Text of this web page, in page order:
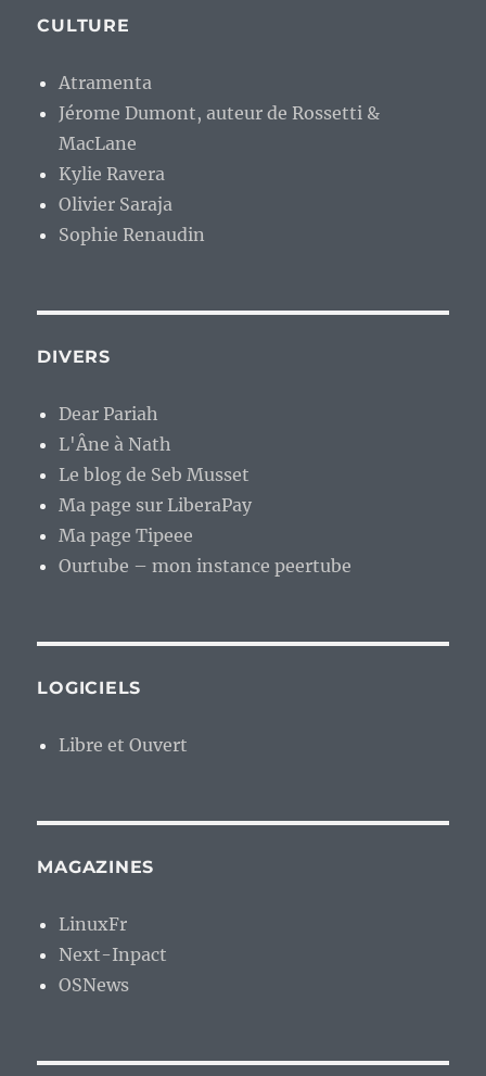
CULTURE
Atramenta
Jérome Dumont, auteur de Rossetti &
MacLane
Kylie Ravera
Olivier Saraja
Sophie Renaudin
DIVERS
Dear Pariah
L'Âne à Nath
Le blog de Seb Musset
Ma page sur LiberaPay
Ma page Tipeee
Ourtube – mon instance peertube
LOGICIELS
Libre et Ouvert
MAGAZINES
LinuxFr
Next-Inpact
OSNews